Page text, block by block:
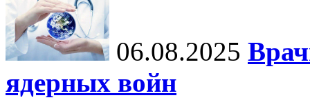
06.08.2025
ядерных войн